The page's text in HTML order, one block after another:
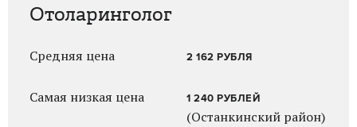
Отоларинголог
Средняя цена 2 162 РУБЛЯ
Самая низкая цена 1 240 РУБЛЕЙ
(Останкинский район)